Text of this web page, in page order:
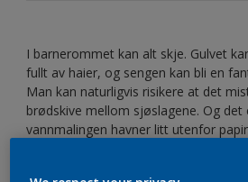
I barnerommet kan alt skje. Gulvet
fullt av haier, og sengen kan bli en
Man kan naturligvis risikere at det
brødskive mellom sjøslagene. Og
vannmalingen havner litt utenfor